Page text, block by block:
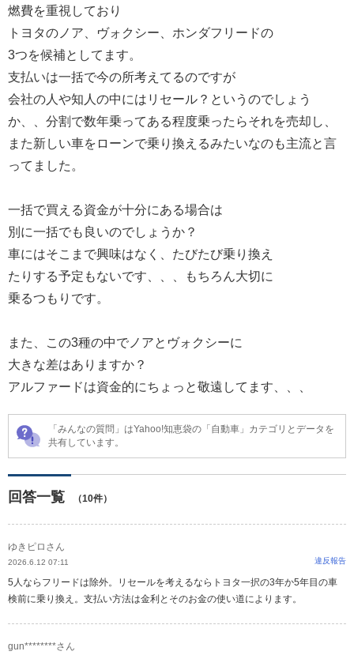
燃費を重視しており
トヨタのノア、ヴォクシー、ホンダフリードの
3つを候補としてます。
支払いは一括で今の所考えてるのですが
会社の人や知人の中にはリセール？というのでしょう
か、、分割で数年乗ってある程度乗ったらそれを売却し、
また新しい車をローンで乗り換えるみたいなのも主流と言
ってました。
一括で買える資金が十分にある場合は
別に一括でも良いのでしょうか？
車にはそこまで興味はなく、たびたび乗り換え
たりする予定もないです、、、もちろん大切に
乗るつもりです。
また、この3種の中でノアとヴォクシーに
大きな差はありますか？
アルファードは資金的にちょっと敬遠してます、、、
「みんなの質問」はYahoo!知恵袋の「自動車」カテゴリとデータを
共有しています。
回答一覧 （10件）
ゆきピロさん
2026.6.12 07:11 違反報告
5人ならフリードは除外。リセールを考えるならトヨタ一択の3年か5年目の車
検前に乗り換え。支払い方法は金利とそのお金の使い道によります。
gun********さん